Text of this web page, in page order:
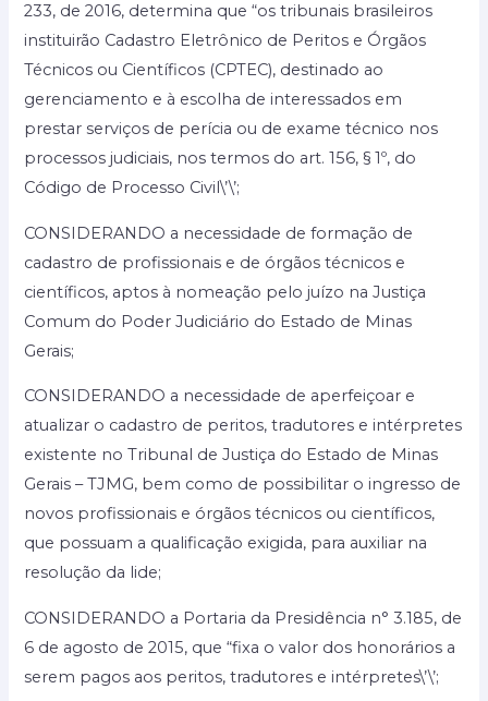
233, de 2016, determina que “os tribunais brasileiros
instituirão Cadastro Eletrônico de Peritos e Órgãos
Técnicos ou Científicos (CPTEC), destinado ao
gerenciamento e à escolha de interessados em
prestar serviços de perícia ou de exame técnico nos
processos judiciais, nos termos do art. 156, § 1º, do
Código de Processo Civil\’\’;
CONSIDERANDO a necessidade de formação de
cadastro de profissionais e de órgãos técnicos e
científicos, aptos à nomeação pelo juízo na Justiça
Comum do Poder Judiciário do Estado de Minas
Gerais;
CONSIDERANDO a necessidade de aperfeiçoar e
atualizar o cadastro de peritos, tradutores e intérpretes
existente no Tribunal de Justiça do Estado de Minas
Gerais – TJMG, bem como de possibilitar o ingresso de
novos profissionais e órgãos técnicos ou científicos,
que possuam a qualificação exigida, para auxiliar na
resolução da lide;
CONSIDERANDO a Portaria da Presidência n° 3.185, de
6 de agosto de 2015, que “fixa o valor dos honorários a
serem pagos aos peritos, tradutores e intérpretes\’\’;